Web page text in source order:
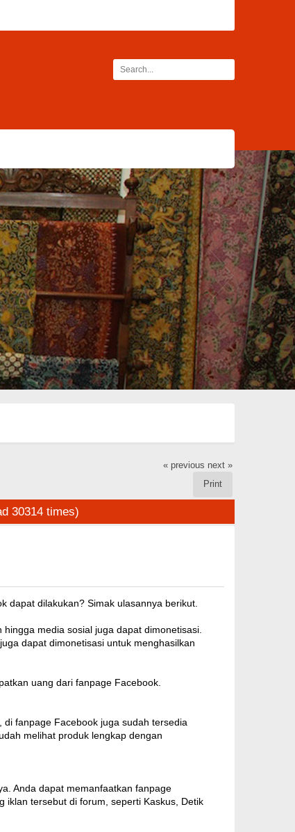
« previous next »
Print
30314 times)
dapat dilakukan? Simak ulasannya berikut.
media sosial juga dapat dimonetisasi.
dapat dimonetisasi untuk menghasilkan
uang dari fanpage Facebook.
fanpage Facebook juga sudah tersedia
melihat produk lengkap dengan
Anda dapat memanfaatkan fanpage
iklan tersebut di forum, seperti Kaskus, Detik